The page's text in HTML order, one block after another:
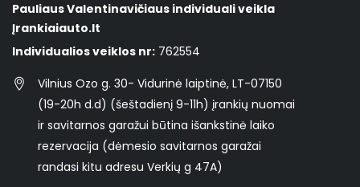
Pauliaus Valentinavičiaus individuali veikla
Įrankiaiauto.lt
Individualios veiklos nr: 762554
Vilnius Ozo g. 30- Vidurinė laiptinė, LT-07150
(19-20h d.d) (šeštadienį 9-11h) įrankių nuomai
ir savitarnos garažui būtina išankstinė laiko
rezervacija (dėmesio savitarnos garažai
randasi kitu adresu Verkių g 47A)